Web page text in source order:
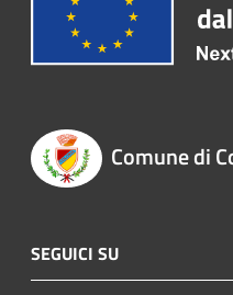
Comune di
SEGUICI SU